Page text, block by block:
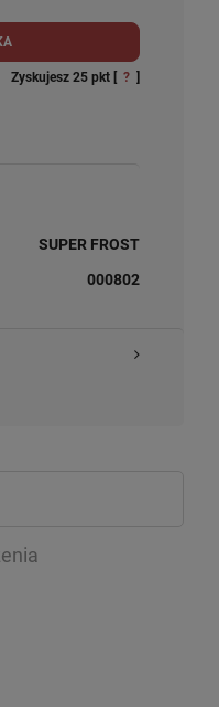
Zyskujesz 25 pkt [ ? ]
SUPER FROST
000802